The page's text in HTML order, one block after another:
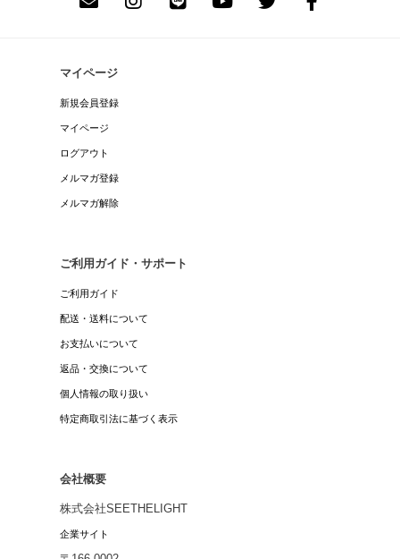
マイページ
新規会員登録
マイページ
ログアウト
メルマガ登録
メルマガ解除
ご利用ガイド・サポート
ご利用ガイド
配送・送料について
お支払いについて
返品・交換について
個人情報の取り扱い
特定商取引法に基づく表示
会社概要
株式会社SEETHELIGHT
企業サイト